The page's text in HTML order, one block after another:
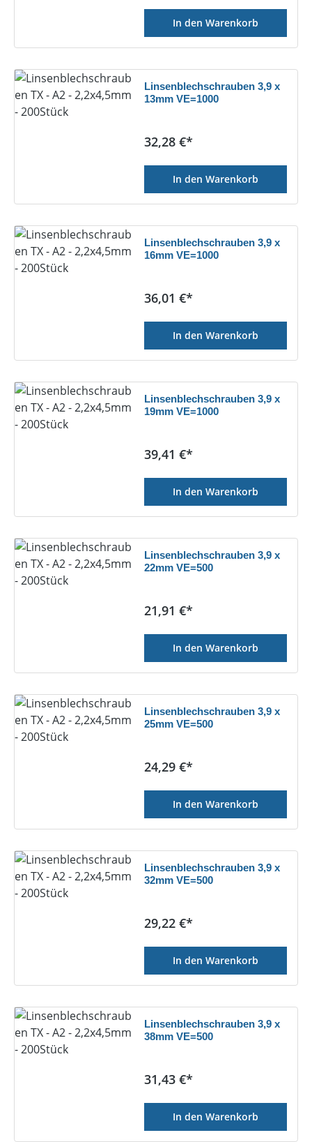
In den Warenkorb
Linsenblechschrauben 3,9 x
13mm VE=1000
Regulärer Preis:
32,28 €*
In den Warenkorb
Linsenblechschrauben 3,9 x
16mm VE=1000
Regulärer Preis:
36,01 €*
In den Warenkorb
Linsenblechschrauben 3,9 x
19mm VE=1000
Regulärer Preis:
39,41 €*
In den Warenkorb
Linsenblechschrauben 3,9 x
22mm VE=500
Regulärer Preis:
21,91 €*
In den Warenkorb
Linsenblechschrauben 3,9 x
25mm VE=500
Regulärer Preis:
24,29 €*
In den Warenkorb
Linsenblechschrauben 3,9 x
32mm VE=500
Regulärer Preis:
29,22 €*
In den Warenkorb
Linsenblechschrauben 3,9 x
38mm VE=500
Regulärer Preis:
31,43 €*
In den Warenkorb